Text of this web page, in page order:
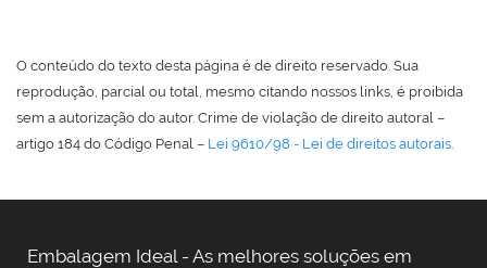
O conteúdo do texto desta página é de direito reservado. Sua
reprodução, parcial ou total, mesmo citando nossos links, é proibida
sem a autorização do autor. Crime de violação de direito autoral –
artigo 184 do Código Penal – Lei 9610/98 - Lei de direitos autorais.
Embalagem Ideal - As melhores soluções em